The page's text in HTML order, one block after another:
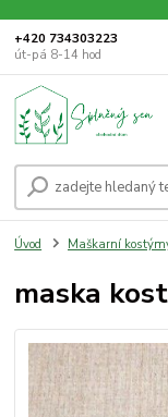
+420 734303223
út-pá 8-14 hod
Úvod Maškarní
maska